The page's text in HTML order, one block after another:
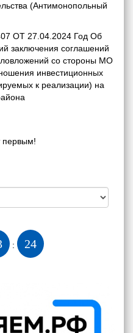
(Антимонопольный
ОТ 27.04.2024 Год Об
заключения соглашений
со стороны МО
инвестиционных
к реализации) на
первым!
: 26